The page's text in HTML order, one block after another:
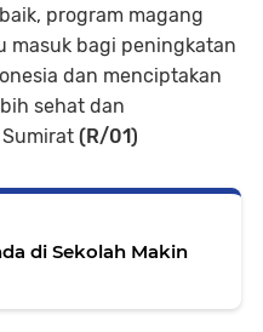
program magang
masuk bagi peningkatan
dan menciptakan
sehat dan
(R/01)
di Sekolah Makin